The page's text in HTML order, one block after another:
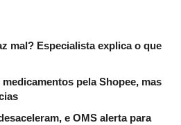
mal? Especialista explica o que
pela Shopee, mas
e OMS alerta para